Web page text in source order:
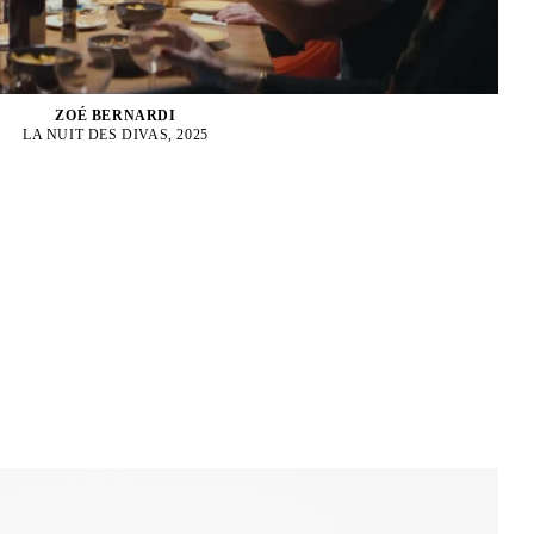
ZOÉ BERNARDI
LA NUIT DES DIVAS, 2025